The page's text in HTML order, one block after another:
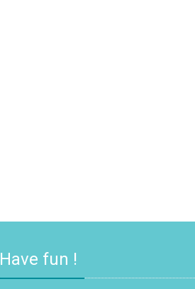
Have fun !